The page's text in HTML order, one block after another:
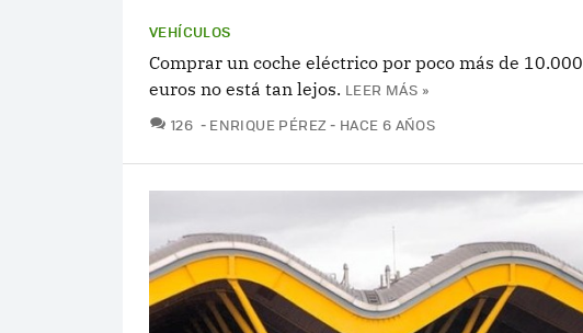
VEHÍCULOS
Comprar un coche eléctrico por poco más de 10.000
euros no está tan lejos. LEER MÁS »
126 COMENTARIOS
ENRIQUE PÉREZ HACE 6 AÑOS